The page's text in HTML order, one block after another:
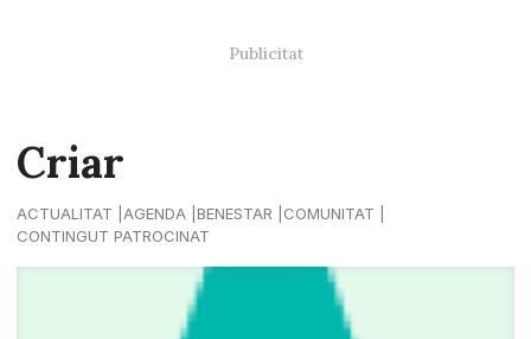
Criar
ACTUALITAT AGENDA BENESTAR
COMUNITAT
CONTINGUT PATROCINAT